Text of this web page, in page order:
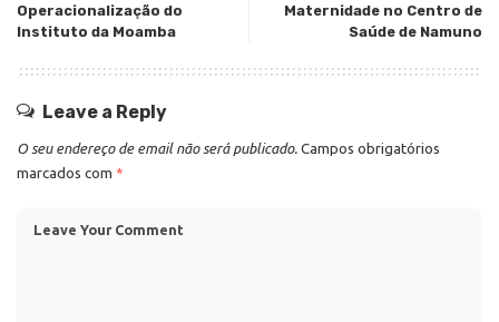
Operacionalização do
Instituto da Moamba
Maternidade no Centro de
Saúde de Namuno
Leave a Reply
O seu endereço de email não será publicado. Campos obrigatórios
marcados com *